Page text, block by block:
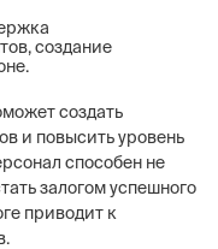
создание
создать
и повысить уровень
способен не
залогом успешного
приводит к